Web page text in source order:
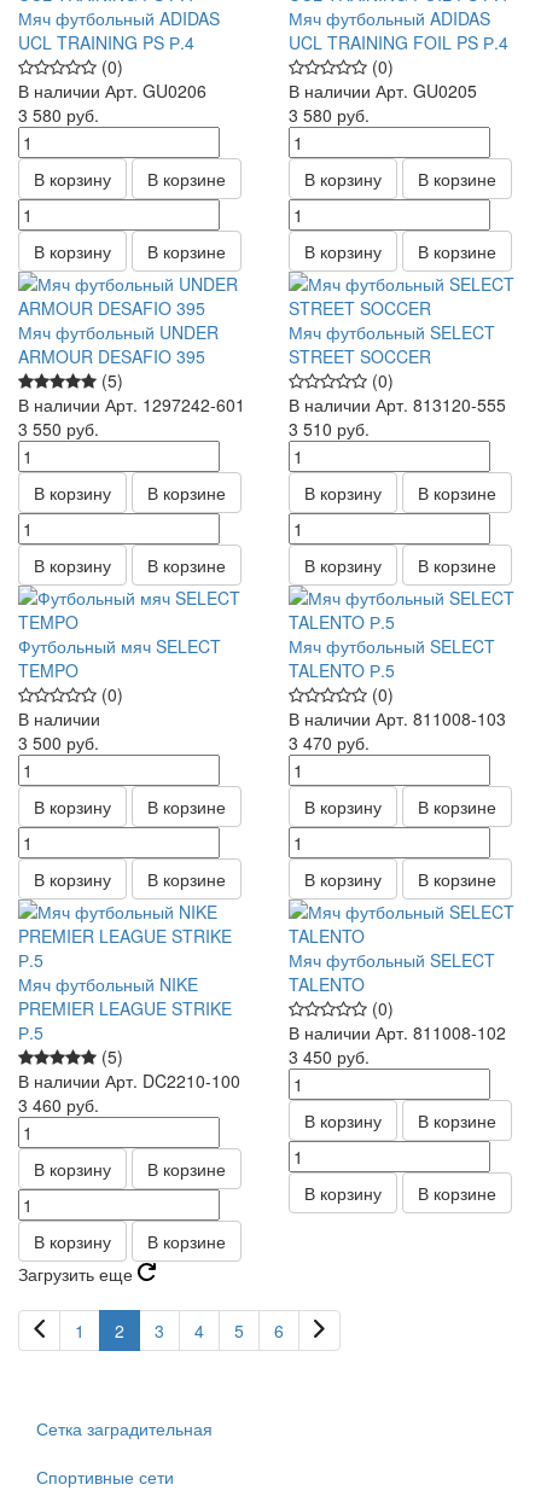
Мяч футбольный ADIDAS
UCL TRAINING PS Р.4
(0)
В наличии Арт. GU0206
3 580 руб.
В корзину В корзине
В корзину В корзине
Мяч футбольный ADIDAS
UCL TRAINING FOIL PS Р.4
(0)
В наличии Арт. GU0205
3 580 руб.
В корзину В корзине
В корзину В корзине
Мяч футбольный UNDER
ARMOUR DESAFIO 395
(5)
В наличии Арт. 1297242-601
3 550 руб.
В корзину В корзине
В корзину В корзине
Мяч футбольный SELECT
STREET SOCCER
(0)
В наличии Арт. 813120-555
3 510 руб.
В корзину В корзине
В корзину В корзине
Футбольный мяч SELECT
TEMPO
(0)
В наличии
3 500 руб.
В корзину В корзине
В корзину В корзине
Мяч футбольный SELECT
TALENTO Р.5
(0)
В наличии Арт. 811008-103
3 470 руб.
В корзину В корзине
В корзину В корзине
Мяч футбольный NIKE
PREMIER LEAGUE STRIKE
Р.5
(5)
В наличии Арт. DC2210-100
3 460 руб.
В корзину В корзине
В корзину В корзине
Мяч футбольный SELECT
TALENTO
(0)
В наличии Арт. 811008-102
3 450 руб.
В корзину В корзине
В корзину В корзине
Загрузить еще
1 2 3 4 5 6
Сетка заградительная
Спортивные сети